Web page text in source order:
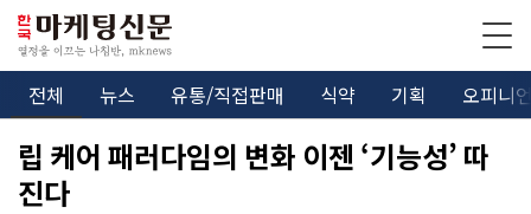
전체 뉴스 유통/직접판매 식약 기획 오피니
립 케어 패러다임의 변화 이젠 ‘기능성’ 따
진다